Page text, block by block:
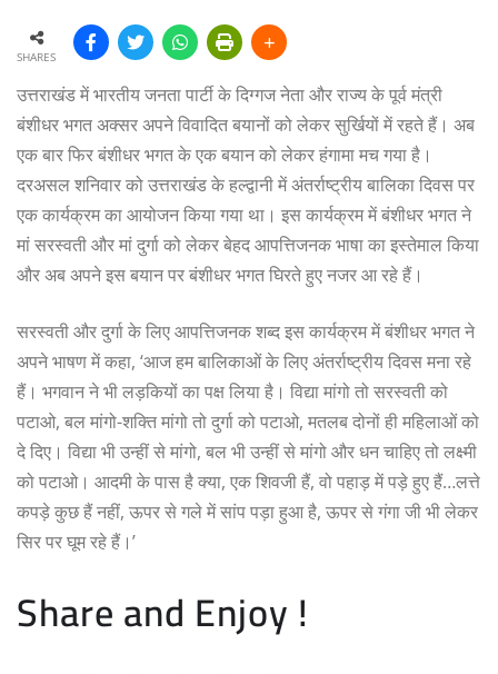
SHARES
उत्तराखंड में भारतीय जनता पार्टी के दिग्गज नेता और राज्य के पूर्व मंत्री
बंशीधर भगत अक्सर अपने विवादित बयानों को लेकर सुर्खियों में रहते हैं। अब
एक बार फिर बंशीधर भगत के एक बयान को लेकर हंगामा मच गया है।
दरअसल शनिवार को उत्तराखंड के हल्द्वानी में अंतर्राष्ट्रीय बालिका दिवस पर
एक कार्यक्रम का आयोजन किया गया था। इस कार्यक्रम में बंशीधर भगत ने
मां सरस्वती और मां दुर्गा को लेकर बेहद आपत्तिजनक भाषा का इस्तेमाल किया
और अब अपने इस बयान पर बंशीधर भगत घिरते हुए नजर आ रहे हैं।
सरस्वती और दुर्गा के लिए आपत्तिजनक शब्द इस कार्यक्रम में बंशीधर भगत ने
अपने भाषण में कहा, ‘आज हम बालिकाओं के लिए अंतर्राष्ट्रीय दिवस मना रहे
हैं। भगवान ने भी लड़कियों का पक्ष लिया है। विद्या मांगो तो सरस्वती को
पटाओ, बल मांगो-शक्ति मांगो तो दुर्गा को पटाओ, मतलब दोनों ही महिलाओं को
दे दिए। विद्या भी उन्हीं से मांगो, बल भी उन्हीं से मांगो और धन चाहिए तो लक्ष्मी
को पटाओ। आदमी के पास है क्या, एक शिवजी हैं, वो पहाड़ में पड़े हुए हैं…लत्ते
कपड़े कुछ हैं नहीं, ऊपर से गले में सांप पड़ा हुआ है, ऊपर से गंगा जी भी लेकर
सिर पर घूम रहे हैं।’
Share and Enjoy !